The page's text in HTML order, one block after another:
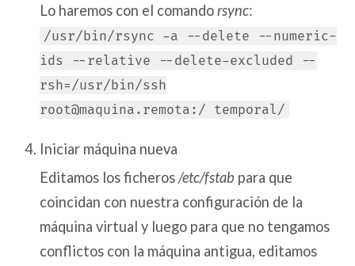
Lo haremos con el comandorsync:
/usr/bin/rsync -a --delete --numeric-
ids --relative --delete-excluded --
rsh=/usr/bin/ssh
root@maquina.remota:/ temporal/
Iniciar máquina nueva
Editamos los ficheros/etc/fstab para que
coincidan con nuestra configuración de la
máquina virtual y luego para que no tengamos
conflictos con la máquina antigua, editamos